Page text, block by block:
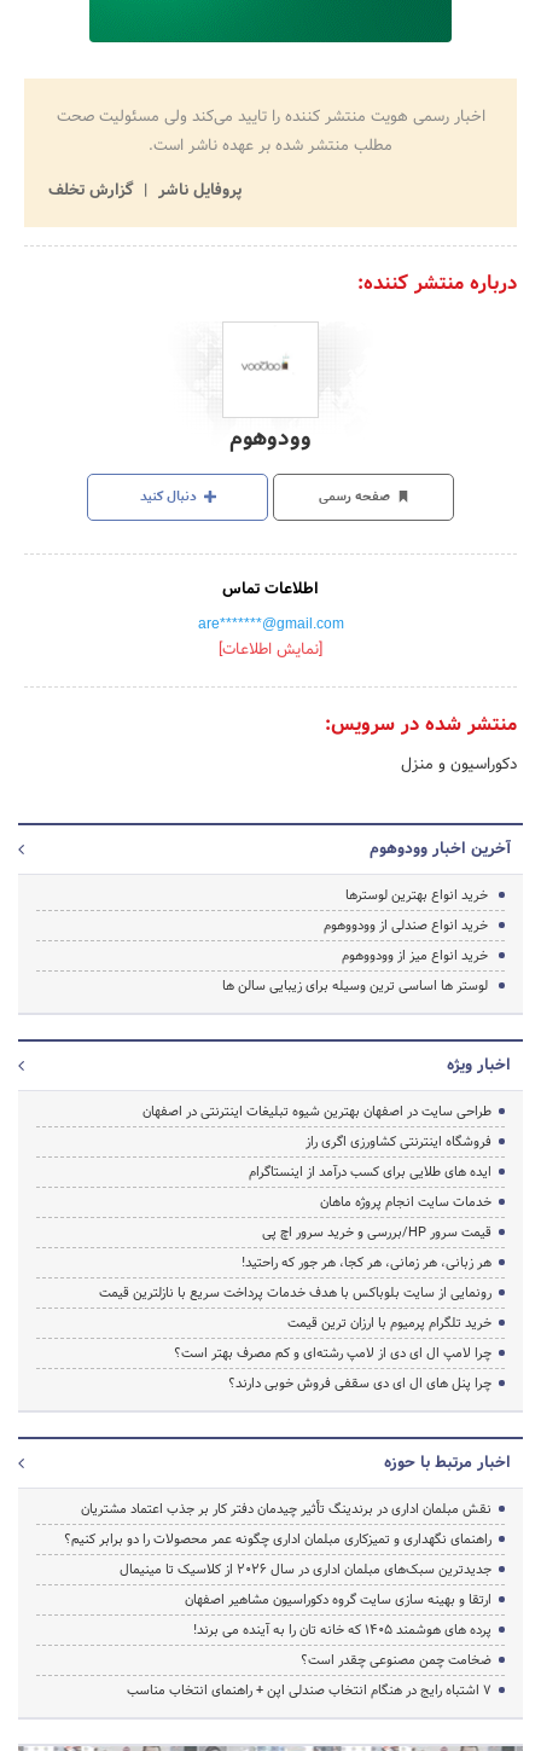
اخبار رسمی هویت منتشر کننده را تایید می‌کند ولی مسئولیت صحت
مطلب منتشر شده بر عهده ناشر است.
پروفایل ناشر
گزارش تخلف
درباره منتشر کننده:
وودوهوم
صفحه رسمی دنبال کنید
اطلاعات تماس
are*******@gmail.com
[نمایش اطلاعات]
منتشر شده در سرویس:
دکوراسیون و منزل
آخرین اخبار وودوهوم
خرید انواع بهترین لوسترها
خرید انواع صندلی از وودووهوم
خرید انواع میز از وودووهوم
لوستر ها اساسی ترین وسیله برای زیبایی سالن ها
اخبار ویژه
طراحی سایت در اصفهان بهترین شیوه تبلیغات اینترنتی در اصفهان
فروشگاه اینترنتی کشاورزی اگری راز
ایده های طلایی برای کسب درآمد از اینستاگرام
خدمات سایت انجام پروژه ماهان
قیمت سرور HP/بررسی و خرید سرور اچ پی
هر زبانی، هر زمانی، هر کجا، هر جور که راحتید!
رونمایی از سایت بلوباکس با هدف خدمات پرداخت سریع با نازلترین قیمت
خرید تلگرام پرمیوم با ارزان ترین قیمت
چرا لامپ ال ای دی از لامپ رشته‌ای و کم مصرف بهتر است؟
چرا پنل های ال ای دی سقفی فروش خوبی دارند؟
اخبار مرتبط با حوزه
نقش مبلمان اداری در برندینگ تأثیر چیدمان دفتر کار بر جذب اعتماد مشتریان
راهنمای نگهداری و تمیزکاری مبلمان اداری چگونه عمر محصولات را دو برابر کنیم؟
جدیدترین سبک‌های مبلمان اداری در سال ۲۰۲۶ از کلاسیک تا مینیمال
ارتقا و بهینه سازی سایت گروه دکوراسیون مشاهیر اصفهان
پرده‌ های هوشمند ۱۴۰۵ که خانه‌ تان را به آینده می‌ برند!
ضخامت چمن مصنوعی چقدر است؟
۷ اشتباه رایج در هنگام انتخاب صندلی اپن + راهنمای انتخاب مناسب